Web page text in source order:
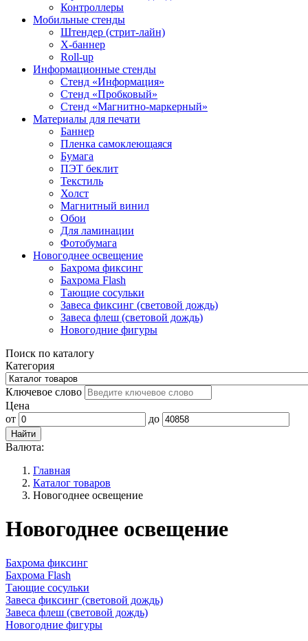
Контроллеры
Мобильные стенды
Штендер (стрит-лайн)
Х-баннер
Roll-up
Информационные стенды
Стенд «Информация»
Стенд «Пробковый»
Стенд «Магнитно-маркерный»
Материалы для печати
Баннер
Пленка самоклеющаяся
Бумага
ПЭТ беклит
Текстиль
Холст
Магнитный винил
Обои
Для ламинации
Фотобумага
Новогоднее освещение
Бахрома фиксинг
Бахрома Flash
Тающие сосульки
Завеса фиксинг (световой дождь)
Завеса флеш (световой дождь)
Новогодние фигуры
Поиск по каталогу
Категория
Ключевое слово
Цена
от
до
Валюта:
Главная
Каталог товаров
Новогоднее освещение
Новогоднее освещение
Бахрома фиксинг
Бахрома Flash
Тающие сосульки
Завеса фиксинг (световой дождь)
Завеса флеш (световой дождь)
Новогодние фигуры